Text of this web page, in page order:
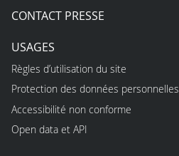
CONTACT PRESSE
USAGES
Règles d’utilisation du site
Protection des données personnelles
Accessibilité non conforme
Open data et API